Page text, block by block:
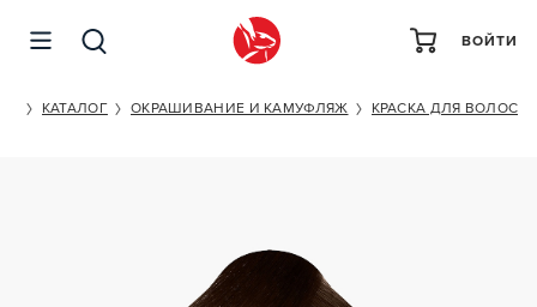
ВОЙТИ
КАТАЛОГ ОКРАШИВАНИЕ И КАМУФЛЯЖ КРАСКА ДЛЯ ВОЛОС
SENSIDO COVER SHADES 3 IN ONE 6/013